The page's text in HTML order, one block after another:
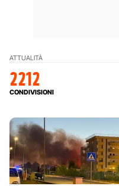
ATTUALITÀ
2212
CONDIVISIONI